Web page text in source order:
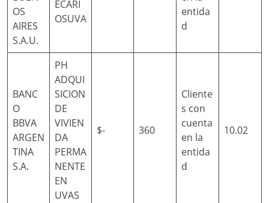
OS
AIRES
S.A.U.
ECARI
OSUVA
entida
d
BANC
O
BBVA
ARGEN
TINA
S.A.
PH
ADQUI
SICION
DE
VIVIEN
DA
PERMA
NENTE
EN
UVAS
$- 360
Cliente
s con
cuenta
en la
entida
d
10.02